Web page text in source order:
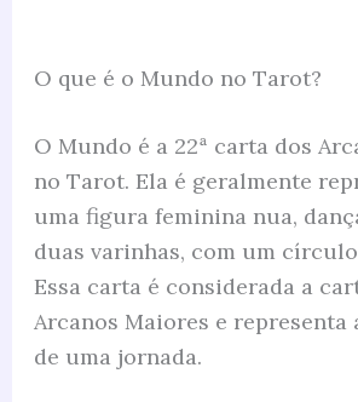
O que é o Mundo no Tarot?
O Mundo é a 22ª carta dos
no Tarot. Ela é geralmente
uma figura feminina nua,
duas varinhas, com um
Essa carta é considerada a
Arcanos Maiores e representa
de uma jornada.